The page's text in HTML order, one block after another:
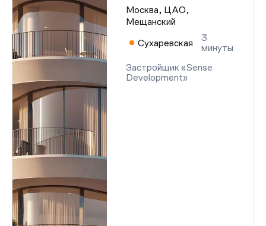
Москва, ЦАО,
Мещанский
Сухаревская
3
минуты
Застройщик «Sense
Development»